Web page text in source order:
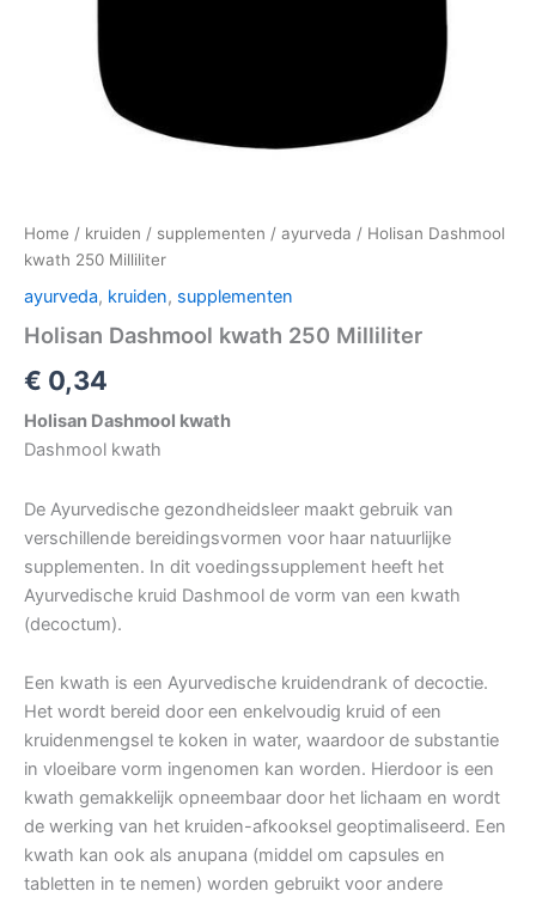
Home / kruiden / supplementen / ayurveda / Holisan Dashmool
kwath 250 Milliliter
ayurveda, kruiden, supplementen
Holisan Dashmool kwath 250 Milliliter
€ 0,34
Holisan Dashmool kwath
Dashmool kwath
De Ayurvedische gezondheidsleer maakt gebruik van
verschillende bereidingsvormen voor haar natuurlijke
supplementen. In dit voedingssupplement heeft het
Ayurvedische kruid Dashmool de vorm van een kwath
(decoctum).
Een kwath is een Ayurvedische kruidendrank of decoctie.
Het wordt bereid door een enkelvoudig kruid of een
kruidenmengsel te koken in water, waardoor de substantie
in vloeibare vorm ingenomen kan worden. Hierdoor is een
kwath gemakkelijk opneembaar door het lichaam en wordt
de werking van het kruiden-afkooksel geoptimaliseerd. Een
kwath kan ook als anupana (middel om capsules en
tabletten in te nemen) worden gebruikt voor andere